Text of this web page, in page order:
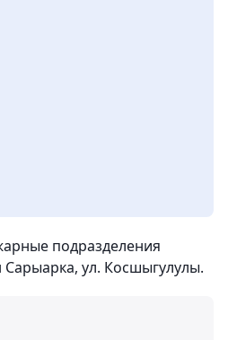
подразделения
Сарыарка, ул. Косшыгулулы.